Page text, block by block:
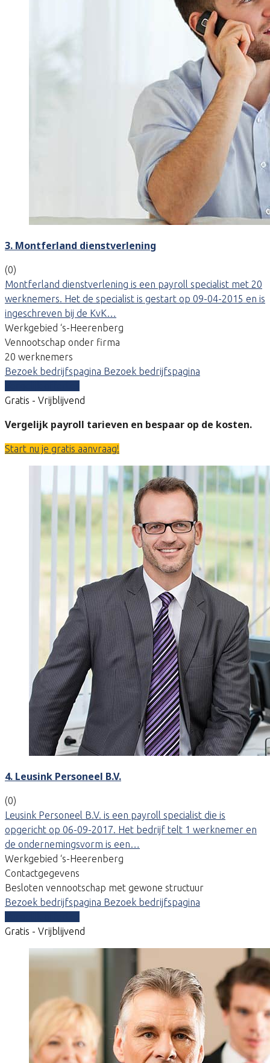
3. Montferland dienstverlening
(0)
Montferland dienstverlening is een payroll specialist met 20
werknemers. Het de specialist is gestart op 09-04-2015 en is
ingeschreven bij de KvK…
Werkgebied ‘s-Heerenberg
Vennootschap onder firma
20 werknemers
Bezoek bedrijfspagina Bezoek bedrijfspagina
Gratis - Vrijblijvend
Vergelijk payroll tarieven en bespaar op de kosten.
Start nu je gratis aanvraag!
4. Leusink Personeel B.V.
(0)
Leusink Personeel B.V. is een payroll specialist die is
opgericht op 06-09-2017. Het bedrijf telt 1 werknemer en
de ondernemingsvorm is een…
Werkgebied ‘s-Heerenberg
Contactgegevens
Besloten vennootschap met gewone structuur
Bezoek bedrijfspagina Bezoek bedrijfspagina
Gratis - Vrijblijvend